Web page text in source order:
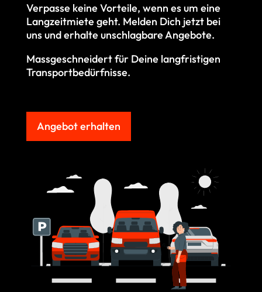
Verpasse keine Vorteile, wenn es um eine
Langzeitmiete geht. Melden Dich jetzt bei
uns und erhalte unschlagbare Angebote.
Massgeschneidert für Deine langfristigen
Transportbedürfnisse.
Angebot erhalten